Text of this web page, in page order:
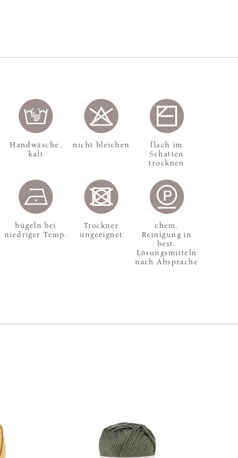
Handwäsche,
kalt
nicht bleichen
flach im
Schatten
trocknen
bügeln bei
niedriger Temp.
Trockner
ungeeignet
chem.
Reinigung in
best.
Lösungsmitteln
nach Absprache